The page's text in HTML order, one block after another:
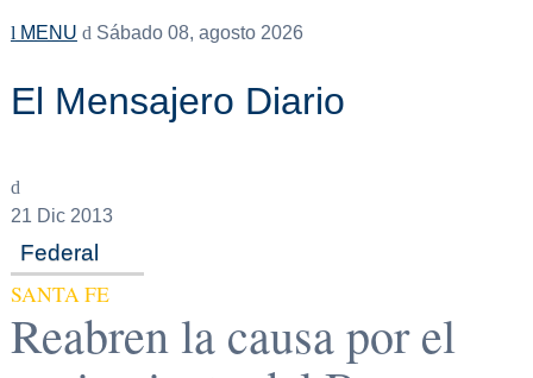
MENU Sábado 08, agosto 2026
El Mensajero Diario
21 Dic 2013
Federal
SANTA FE
Reabren la causa por el